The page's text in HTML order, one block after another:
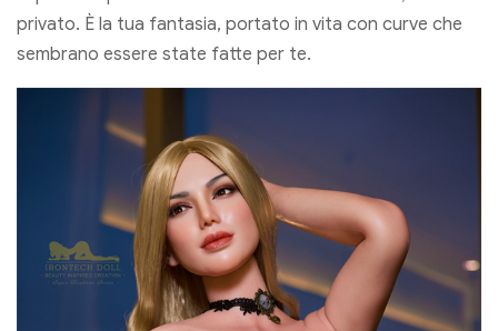
privato. È la tua fantasia, portato in vita con curve che
sembrano essere state fatte per te.